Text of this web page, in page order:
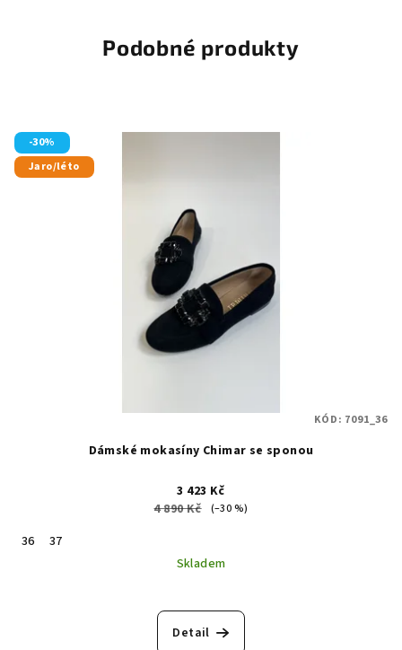
Podobné produkty
-30%
Jaro/léto
Dámské mokasíny Chimar se sponou
3 423 Kč
4 890 Kč
(–30 %)
36
37
Skladem
Detail
KÓD: 7091_36